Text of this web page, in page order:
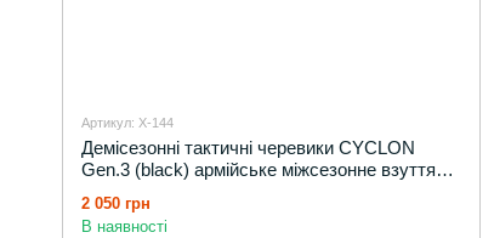
Артикул: X-144
Демісезонні тактичні черевики CYCLON
Gen.3 (black) армійське міжсезонне взуття
2 050 грн
В наявності